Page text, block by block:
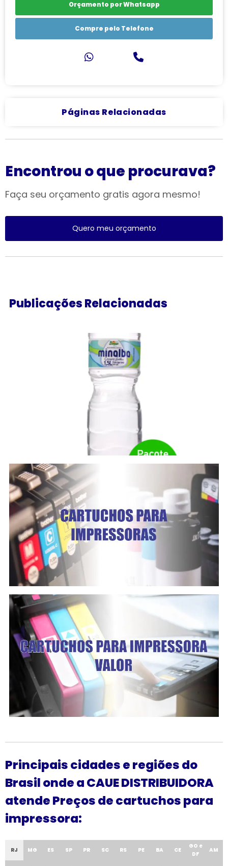
Orçamento por Whatsapp
Compre pelo Telefone
Páginas Relacionadas
Encontrou o que procurava?
Faça seu orçamento gratis agora mesmo!
Quero meu orçamento
Publicações Relacionadas
Principais cidades e regiões do
Brasil onde a CAUE DISTRIBUIDORA
atende Preços de cartuchos para
impressora:
RJ MG ES SP PR SC RS PE BA CE
GO e
DF
AM